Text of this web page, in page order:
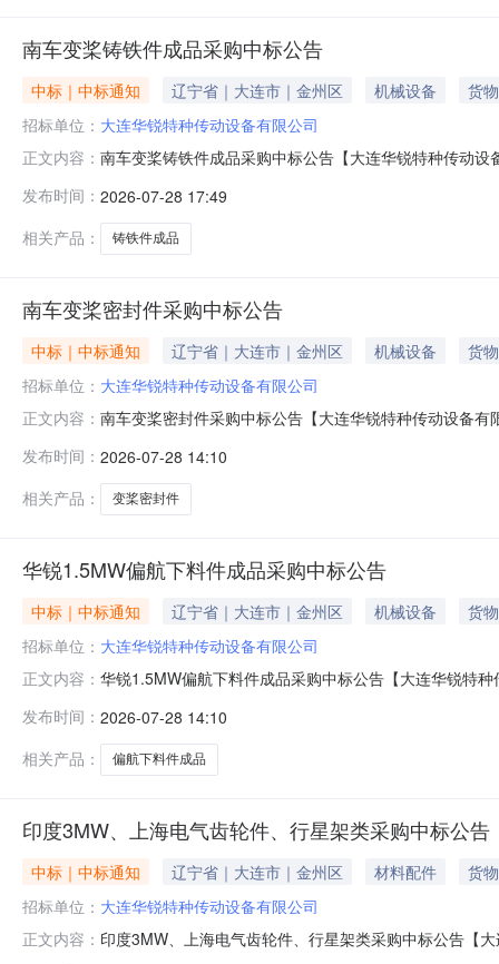
南车变桨铸铁件成品采购中标公告
中标｜中标通知 辽宁省｜大连市｜金州区 机械设备
货物
招标单位： 大连华锐特种传动设备有限公司
正文内容： 南车变桨铸铁件成品采购中标公告【大连华锐特种传动
发布时间： 2026-07-28 17:49
相关产品：
铸铁件成品
南车变桨密封件采购中标公告
中标｜中标通知 辽宁省｜大连市｜金州区 机械设备
货物
招标单位： 大连华锐特种传动设备有限公司
正文内容： 南车变桨密封件采购中标公告【大连华锐特种传动设备
发布时间： 2026-07-28 14:10
相关产品：
变桨密封件
华锐1.5MW偏航下料件成品采购中标公告
中标｜中标通知 辽宁省｜大连市｜金州区 机械设备
货物
招标单位： 大连华锐特种传动设备有限公司
正文内容： 华锐1.5MW偏航下料件成品采购中标公告【大连华锐特
发布时间： 2026-07-28 14:10
相关产品：
偏航下料件成品
印度3MW、上海电气齿轮件、行星架类采购中标公告
中标｜中标通知 辽宁省｜大连市｜金州区 材料配件
货物
招标单位： 大连华锐特种传动设备有限公司
正文内容： 印度3MW、上海电气齿轮件、行星架类采购中标公告【